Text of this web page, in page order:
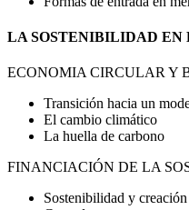
LA SOSTENIBILIDAD EN
ECONOMIA CIRCULAR Y
Transición hacia un
El cambio climático
La huella de carbono
FINANCIACIÓN DE LA
Sostenibilidad y